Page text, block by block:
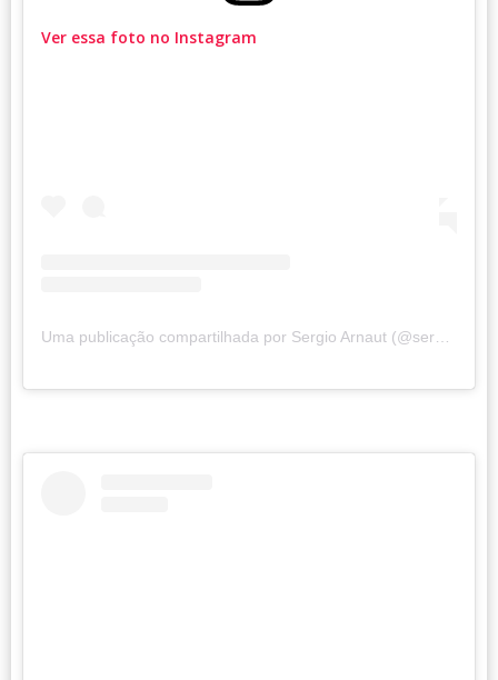
Ver essa foto no Instagram